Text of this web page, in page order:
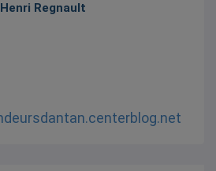
Henri Regnault